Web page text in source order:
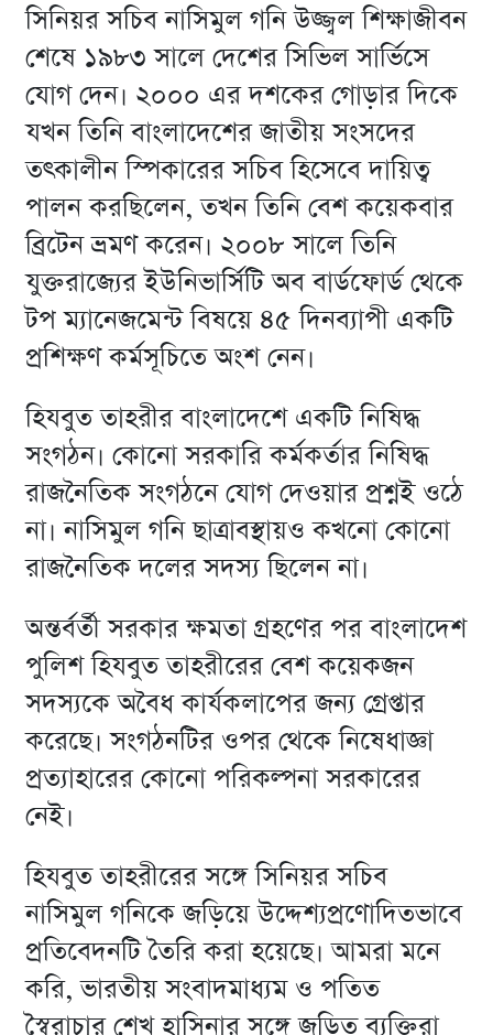
সিনিয়র সচিব নাসিমুল গনি উজ্জ্বল শিক্ষাজীবন
শেষে ১৯৮৩ সালে দেশের সিভিল সার্ভিসে
যোগ দেন। ২০০০ এর দশকের গোড়ার দিকে
যখন তিনি বাংলাদেশের জাতীয় সংসদের
তৎকালীন স্পিকারের সচিব হিসেবে দায়িত্ব
পালন করছিলেন, তখন তিনি বেশ কয়েকবার
ব্রিটেন ভ্রমণ করেন। ২০০৮ সালে তিনি
যুক্তরাজ্যের ইউনিভার্সিটি অব বার্ডফোর্ড থেকে
টপ ম্যানেজমেন্ট বিষয়ে ৪৫ দিনব্যাপী একটি
প্রশিক্ষণ কর্মসূচিতে অংশ নেন।
হিযবুত তাহরীর বাংলাদেশে একটি নিষিদ্ধ
সংগঠন। কোনো সরকারি কর্মকর্তার নিষিদ্ধ
রাজনৈতিক সংগঠনে যোগ দেওয়ার প্রশ্নই ওঠে
না। নাসিমুল গনি ছাত্রাবস্থায়ও কখনো কোনো
রাজনৈতিক দলের সদস্য ছিলেন না।
অন্তর্বর্তী সরকার ক্ষমতা গ্রহণের পর বাংলাদেশ
পুলিশ হিযবুত তাহরীরের বেশ কয়েকজন
সদস্যকে অবৈধ কার্যকলাপের জন্য গ্রেপ্তার
করেছে। সংগঠনটির ওপর থেকে নিষেধাজ্ঞা
প্রত্যাহারের কোনো পরিকল্পনা সরকারের
নেই।
হিযবুত তাহরীরের সঙ্গে সিনিয়র সচিব
নাসিমুল গনিকে জড়িয়ে উদ্দেশ্যপ্রণোদিতভাবে
প্রতিবেদনটি তৈরি করা হয়েছে। আমরা মনে
করি, ভারতীয় সংবাদমাধ্যম ও পতিত
স্বৈরাচার শেখ হাসিনার সঙ্গে জড়িত ব্যক্তিরা